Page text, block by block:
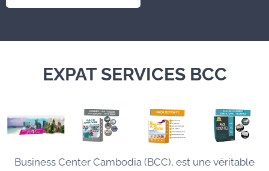
EXPAT SERVICES BCC
Business Center Cambodia (BCC), est une véritable